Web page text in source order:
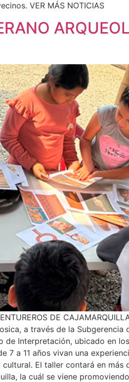
VER MÁS NOTICIAS
DE
a través de la
de Interpretación, ubicado en
7 a 11 años vivan una
El taller contará en más
la cuál se viene